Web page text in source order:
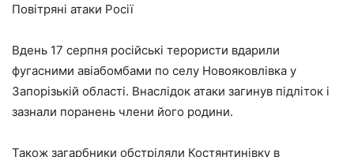
Повітряні атаки Росії
Вдень 17 серпня російські терористи вдарили
фугасними авіабомбами по селу Новояковлівка у
Запорізькій області. Внаслідок атаки загинув підліток і
зазнали поранень члени його родини.
Також загарбники обстріляли Костянтинівку в